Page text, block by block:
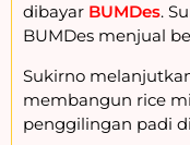
dibayar BUMDes.
BUMDes menjual
Sukirno
membangun rice
penggilingan padi